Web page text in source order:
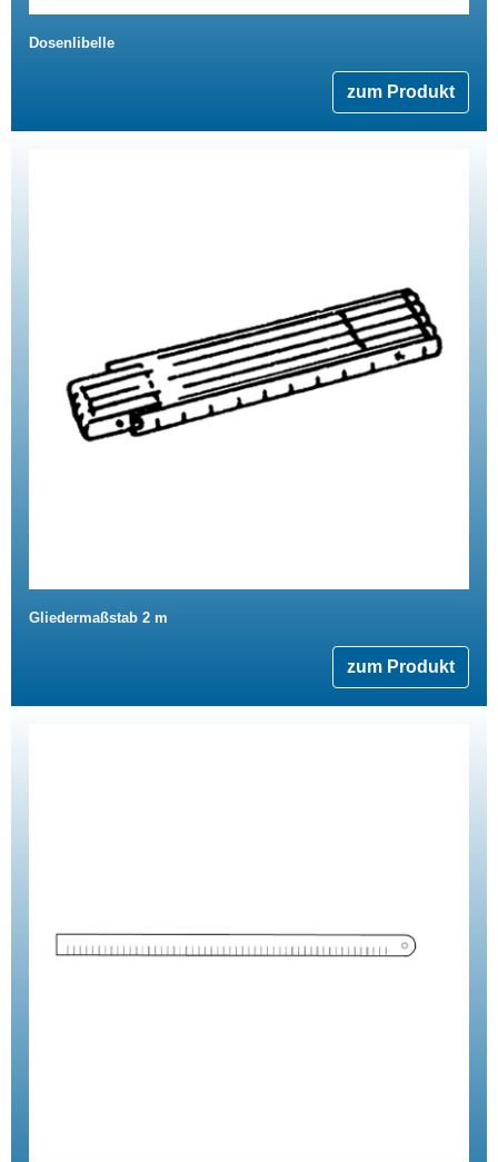
Dosenlibelle
zum Produkt
Gliedermaßstab 2 m
zum Produkt